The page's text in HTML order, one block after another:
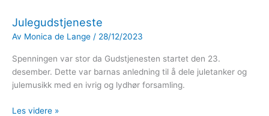
kultur
Julegudstjeneste
Av Monica de Lange / 28/12/2023
Spenningen var stor da Gudstjenesten startet den 23.
desember. Dette var barnas anledning til å dele juletanker og
julemusikk med en ivrig og lydhør forsamling.
Julegudstjeneste
Les videre »